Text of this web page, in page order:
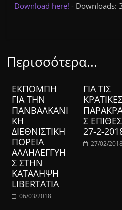
Download here!- Downloads:
Περισσότερα...
ΕΚΠΟΜΠΗ
ΓΙΑ ΤΗΝ
ΠΑΝΒΑΛΚΑΝΙ
ΚΗ
ΔΙΕΘΝΙΣΤΙΚΗ
ΠΟΡΕΙΑ
ΑΛΛΗΛΕΓΓΥΗ
Σ ΣΤΗΝ
ΚΑΤΑΛΗΨΗ
LIBERTATIA
06/03/2018
ΓΙΑ ΤΙΣ
Σ
27-2-
27/02/